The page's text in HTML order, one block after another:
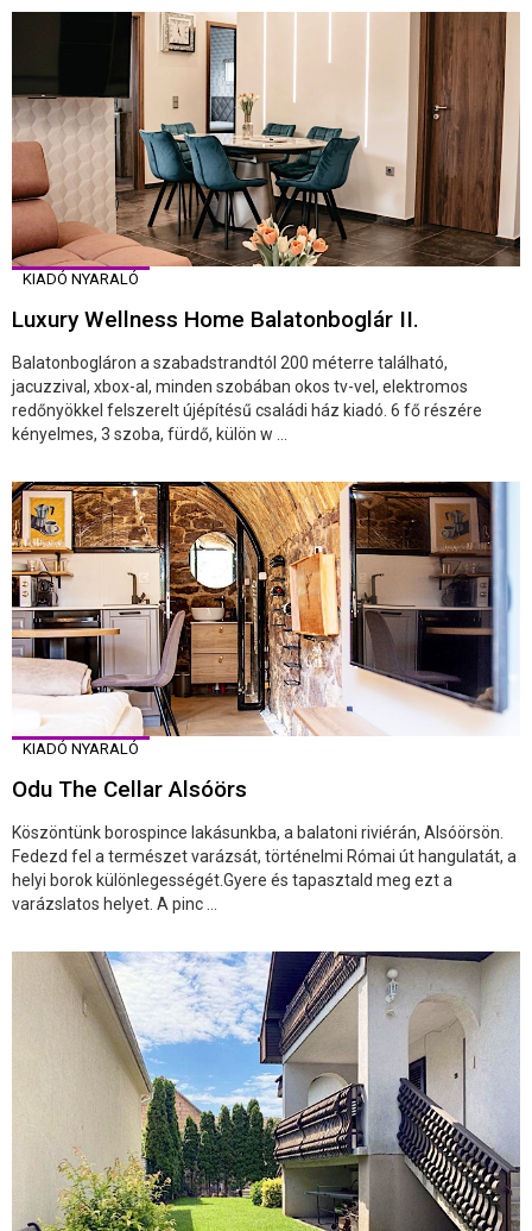
KIADÓ NYARALÓ
Luxury Wellness Home Balatonboglár II.
Balatonbogláron a szabadstrandtól 200 méterre található,
jacuzzival, xbox-al, minden szobában okos tv-vel, elektromos
redőnyökkel felszerelt újépítésű családi ház kiadó. 6 fő részére
kényelmes, 3 szoba, fürdő, külön w ...
KIADÓ NYARALÓ
Odu The Cellar Alsóörs
Köszöntünk borospince lakásunkba, a balatoni riviérán, Alsóörsön.
Fedezd fel a természet varázsát, történelmi Római út hangulatát, a
helyi borok különlegességét.Gyere és tapasztald meg ezt a
varázslatos helyet. A pinc ...